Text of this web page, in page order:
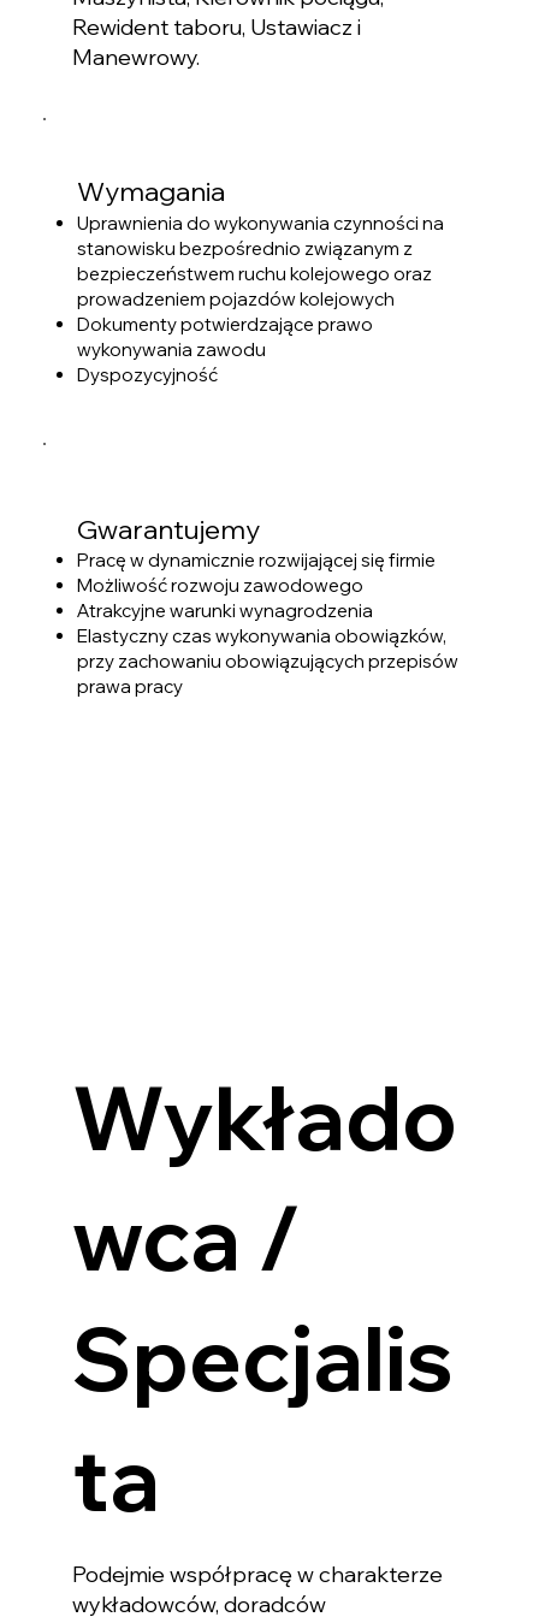
Wykłado
wca /
Specjalis
ta
Podejmie współpracę w charakterze
wykładowców, doradców
Rewident taboru, Ustawiacz i
Manewrowy.
Wymagania
Uprawnienia do wykonywania czynności na
stanowisku bezpośrednio związanym z
bezpieczeństwem ruchu kolejowego oraz
prowadzeniem pojazdów kolejowych
Dokumenty potwierdzające prawo
wykonywania zawodu
Dyspozycyjność
Gwarantujemy
Pracę w dynamicznie rozwijającej się firmie
Możliwość rozwoju zawodowego
Atrakcyjne warunki wynagrodzenia
Elastyczny czas wykonywania obowiązków,
przy zachowaniu obowiązujących przepisów
prawa pracy